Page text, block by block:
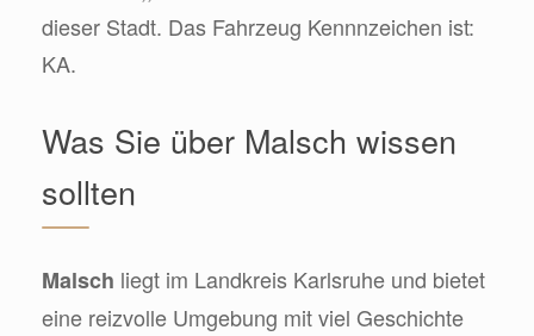
dieser Stadt. Das Fahrzeug Kennnzeichen ist:
KA.
Was Sie über Malsch wissen
sollten
Malsch liegt im Landkreis Karlsruhe und bietet
eine reizvolle Umgebung mit viel Geschichte